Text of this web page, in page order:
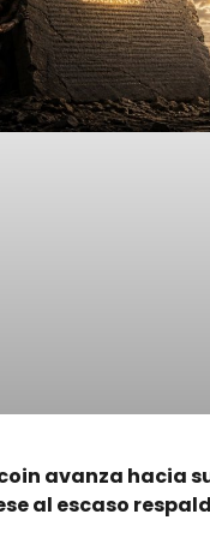
avanza hacia
al escaso